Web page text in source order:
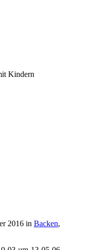
Kindern
2016 in Backen,